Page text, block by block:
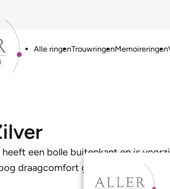
Alle ringenTrouwringenMemoireringen
een bolle buitenkant en is
draagcomfort gaat is dit jouw